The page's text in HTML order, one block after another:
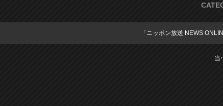
「ニッポン放送 NEWS
当